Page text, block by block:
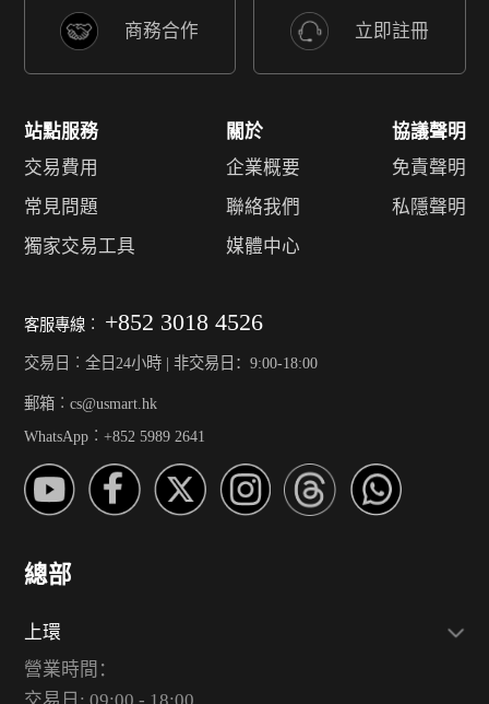
商務合作 立即註冊
站點服務
交易費用
常見問題
獨家交易工具
關於
企業概要
聯絡我們
媒體中心
協議聲明
免責聲明
私隱聲明
客服專線︰ +852 3018 4526
交易日︰全日24小時 | 非交易日：9:00-18:00
郵箱︰cs@usmart.hk
WhatsApp︰+852 5989 2641
總部
上環
營業時間：